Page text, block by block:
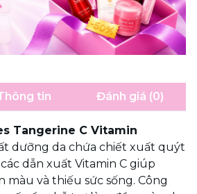
tin Đánh giá (0)
Tangerine C Vitamin
dưỡng da chứa chiết xuất quýt
dẫn xuất Vitamin C giúp
màu và thiếu sức sống. Công